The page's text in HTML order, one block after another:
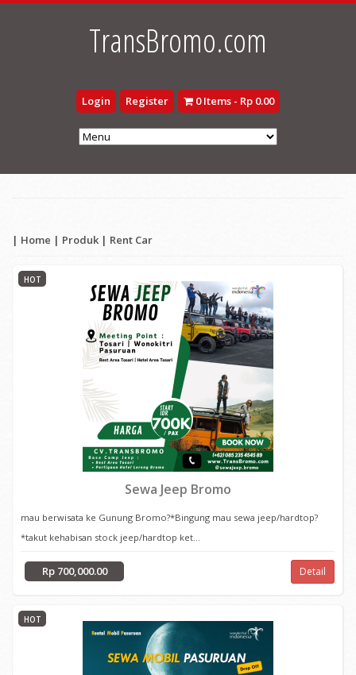
TransBromo.com
Login Register 0 Items - Rp 0.00
| Home | Produk | Rent Car
HOT
Sewa Jeep Bromo
mau berwisata ke Gunung Bromo?*Bingung mau sewa jeep/hardtop?
*takut kehabisan stock jeep/hardtop ket...
Rp 700,000.00 Detail
HOT